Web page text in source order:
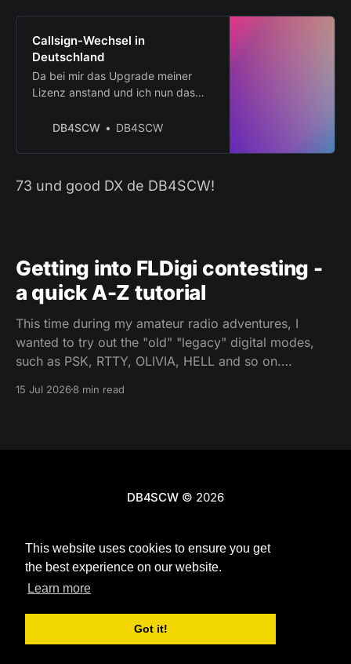
This website uses cookies to ensure you get
the best experience on our website.
Learn more
Got it!
Callsign-Wechsel in
Deutschland
Da bei mir das Upgrade meiner
Lizenz anstand und ich nun das
DO4SCW führe, steht nun für mich
diversen typischen Websites für
umzustellen. Dies möchte ich hier
DB4SCW DB4SCW
73 und good DX de DB4SCW!
Getting into FLDigi contesting -
a quick A-Z tutorial
This time during my amateur radio adventures, I
wanted to try out the "old" "legacy" digital modes,
such as PSK, RTTY, OLIVIA, HELL and so on.
my best chance would be at a contest. Fair enough I
15 Jul 20268 min read
DB4SCW© 2026
Powered by Ghost